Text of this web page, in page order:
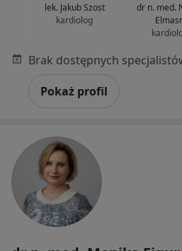
lek. Jakub Szost
kardiolog
dr n. med.
Pokaż profil